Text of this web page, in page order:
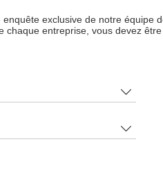
exclusive de notre équipe
entreprise, vous devez